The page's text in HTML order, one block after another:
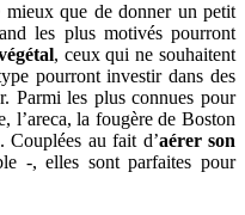
que de donner un petit
les plus motivés pourront
, ceux qui ne souhaitent
pourront investir dans des
Parmi les plus connues pour
l’areca, la fougère de Boston
Couplées au fait d’aérer son
-, elles sont parfaites pour